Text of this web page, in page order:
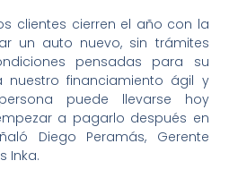
clientes cierren el año con la
un auto nuevo, sin trámites
pensadas para su
nuestro financiamiento ágil y
puede llevarse hoy
a pagarlo después en
Diego Peramás, Gerente
Inka.